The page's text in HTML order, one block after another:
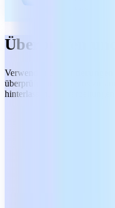
Überprüfen
Verwenden Sie
überprüfen und nahtlos
hinterlassen,